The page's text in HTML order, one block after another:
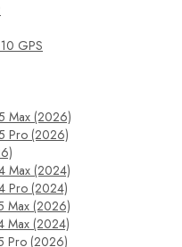
GPS
Max (2026)
Pro (2026)
Max (2024)
Pro (2024)
Max (2026)
Max (2024)
Pro (2026)